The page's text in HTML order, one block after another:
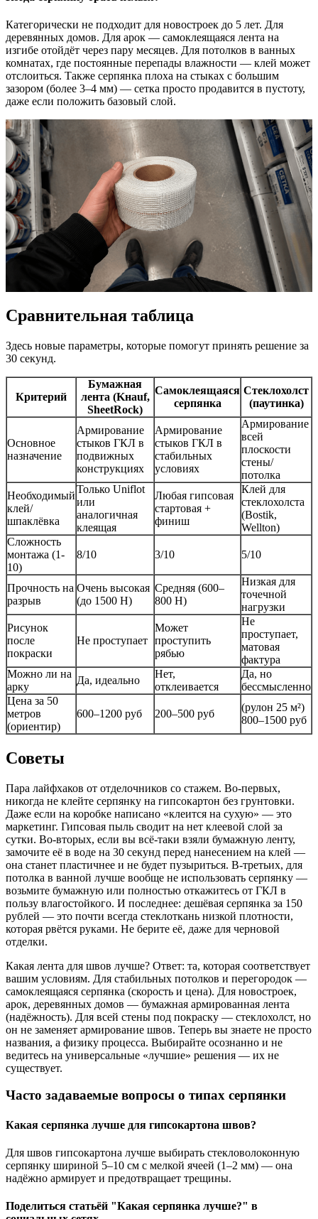
Категорически не подходит для новостроек до 5 лет. Для
деревянных домов. Для арок — самоклеящаяся лента на
изгибе отойдёт через пару месяцев. Для потолков в ванных
комнатах, где постоянные перепады влажности — клей может
отслоиться. Также серпянка плоха на стыках с большим
зазором (более 3–4 мм) — сетка просто продавится в пустоту,
даже если положить базовый слой.
Сравнительная таблица
Здесь новые параметры, которые помогут принять решение за
30 секунд.
Критерий
Бумажная
лента (Kнаuf,
SheetRock)
Самоклеящаяся
серпянка
Стеклохолст
(паутинка)
Основное
назначение
Армирование
стыков ГКЛ в
подвижных
конструкциях
Армирование
стыков ГКЛ в
стабильных
условиях
Армирование
всей
плоскости
стены/
потолка
Необходимый
клей/
шпаклёвка
Только Uniflot
или
аналогичная
клеящая
Любая гипсовая
стартовая +
финиш
Клей для
стеклохолста
(Bostik,
Wellton)
Сложность
монтажа (1-
10)
8/10 3/10 5/10
Прочность на
разрыв
Очень высокая
(до 1500 Н)
Средняя (600–
800 Н)
Низкая для
точечной
нагрузки
Рисунок
после
покраски
Не проступает
Может
проступить
рябью
Не
проступает,
матовая
фактура
Можно ли на
арку
Да, идеально
Нет,
отклеивается
Да, но
бессмысленно
Цена за 50
метров
(ориентир)
600–1200 руб 200–500 руб
(рулон 25 м²)
800–1500 руб
Советы
Пара лайфхаков от отделочников со стажем. Во-первых,
никогда не клейте серпянку на гипсокартон без грунтовки.
Даже если на коробке написано «клеится на сухую» — это
маркетинг. Гипсовая пыль сводит на нет клеевой слой за
сутки. Во-вторых, если вы всё-таки взяли бумажную ленту,
замочите её в воде на 30 секунд перед нанесением на клей —
она станет пластичнее и не будет пузыриться. В-третьих, для
потолка в ванной лучше вообще не использовать серпянку —
возьмите бумажную или полностью откажитесь от ГКЛ в
пользу влагостойкого. И последнее: дешёвая серпянка за 150
рублей — это почти всегда стеклоткань низкой плотности,
которая рвётся руками. Не берите её, даже для черновой
отделки.
Какая лента для швов лучше? Ответ: та, которая соответствует
вашим условиям. Для стабильных потолков и перегородок —
самоклеящаяся серпянка (скорость и цена). Для новостроек,
арок, деревянных домов — бумажная армированная лента
(надёжность). Для всей стены под покраску — стеклохолст, но
он не заменяет армирование швов. Теперь вы знаете не просто
названия, а физику процесса. Выбирайте осознанно и не
ведитесь на универсальные «лучшие» решения — их не
существует.
Часто задаваемые вопросы о типах серпянки
Какая серпянка лучше для гипсокартона швов?
Для швов гипсокартона лучше выбирать стекловолоконную
серпянку шириной 5–10 см с мелкой ячеей (1–2 мм) — она
надёжно армирует и предотвращает трещины.
Поделиться статьёй "Какая серпянка лучше?" в